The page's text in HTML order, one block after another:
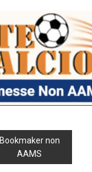
Bookmaker non
AAMS